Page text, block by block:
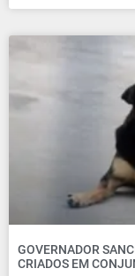
GOVERNADOR
CRIADOS EM